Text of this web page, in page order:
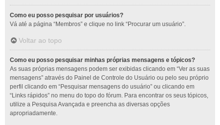
Como eu posso pesquisar por usuários?
Vá até a página “Membros” e clique no link “Procurar um usuário”.
Voltar ao topo
Como eu posso pesquisar minhas próprias mensagens e tópicos?
As suas próprias mensagens podem ser exibidas clicando em “Ver as suas
mensagens” através do Painel de Controle do Usuário ou pelo seu próprio
perfil clicando em “Pesquisar mensagens do usuário” ou clicando em
“Links rápidos” no menu do topo do fórum. Para encontrar os seus tópicos,
utilize a Pesquisa Avançada e preencha as diversas opções
apropriadamente.